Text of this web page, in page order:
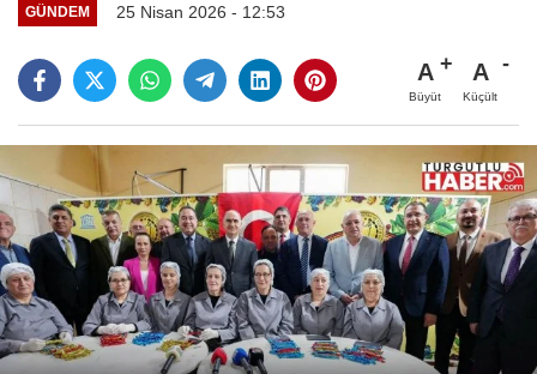
GÜNDEM 25 Nisan 2026 - 12:53
A
Büyüt
A
Küçült